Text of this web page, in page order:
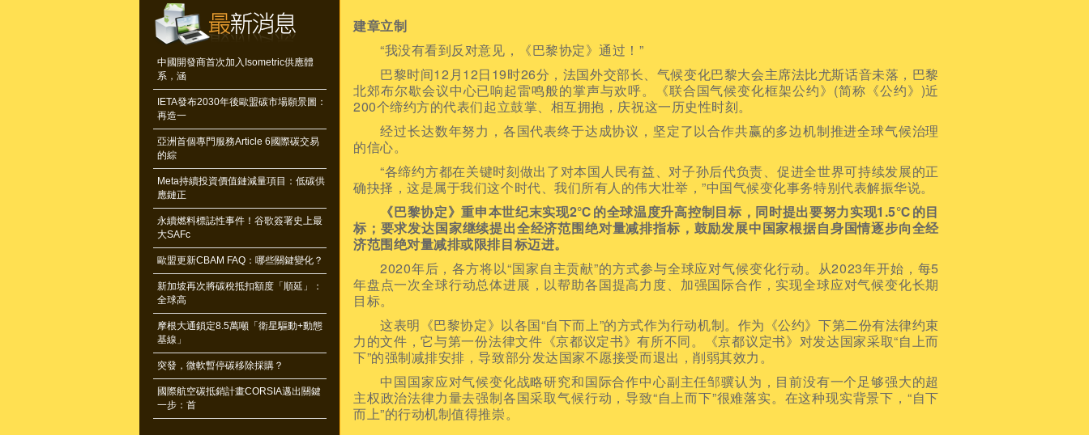
中國開發商首次加入Isometric供應體
系，涵
IETA發布2030年後歐盟碳市場願景圖：
再造一
亞洲首個專門服務Article 6國際碳交易
的綜
Meta持續投資價值鏈減量項目：低碳供
應鏈正
永續燃料標誌性事件！谷歌簽署史上最
大SAFc
歐盟更新CBAM FAQ：哪些關鍵變化？
新加坡再次將碳稅抵扣額度「順延」：
全球高
摩根大通鎖定8.5萬噸「衛星驅動+動態
基線」
突發，微軟暫停碳移除採購？
國際航空碳抵銷計畫CORSIA邁出關鍵
一步：首
建章立制
“我没有看到反对意见，《巴黎协定》通过！”
巴黎时间12月12日19时26分，法国外交部长、气候变化巴黎大会主席法比尤斯话音未落，巴黎
北郊布尔歇会议中心已响起雷鸣般的掌声与欢呼。《联合国气候变化框架公约》(简称《公约》)近
200个缔约方的代表们起立鼓掌、相互拥抱，庆祝这一历史性时刻。
经过长达数年努力，各国代表终于达成协议，坚定了以合作共赢的多边机制推进全球气候治理
的信心。
“各缔约方都在关键时刻做出了对本国人民有益、对子孙后代负责、促进全世界可持续发展的正
确抉择，这是属于我们这个时代、我们所有人的伟大壮举，”中国气候变化事务特别代表解振华说。
《巴黎协定》重申本世纪末实现2℃的全球温度升高控制目标，同时提出要努力实现1.5℃的目
标；要求发达国家继续提出全经济范围绝对量减排指标，鼓励发展中国家根据自身国情逐步向全经
济范围绝对量减排或限排目标迈进。
2020年后，各方将以“国家自主贡献”的方式参与全球应对气候变化行动。从2023年开始，每5
年盘点一次全球行动总体进展，以帮助各国提高力度、加强国际合作，实现全球应对气候变化长期
目标。
这表明《巴黎协定》以各国“自下而上”的方式作为行动机制。作为《公约》下第二份有法律约束
力的文件，它与第一份法律文件《京都议定书》有所不同。《京都议定书》对发达国家采取“自上而
下”的强制减排安排，导致部分发达国家不愿接受而退出，削弱其效力。
中国国家应对气候变化战略研究和国际合作中心副主任邹骥认为，目前没有一个足够强大的超
主权政治法律力量去强制各国采取气候行动，导致“自上而下”很难落实。在这种现实背景下，“自下
而上”的行动机制值得推崇。